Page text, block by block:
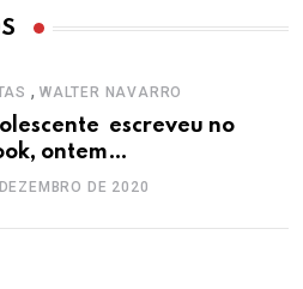
, WALTER NAVARRO
escreveu no
ontem…
DE 2020